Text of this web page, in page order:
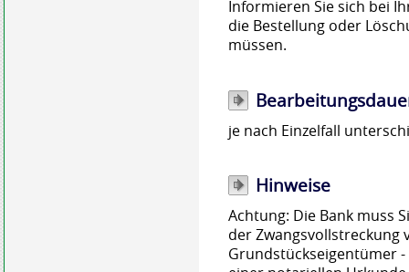
Informieren Sie sich bei
die Bestellung oder
müssen.
je nach Einzelfall
Hinweise
Achtung: Die Bank muss
der Zwangsvollstreckung
Grundstückseigentümer